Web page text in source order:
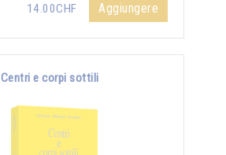
14.00CHF Aggiungere
Centri e corpi sottili